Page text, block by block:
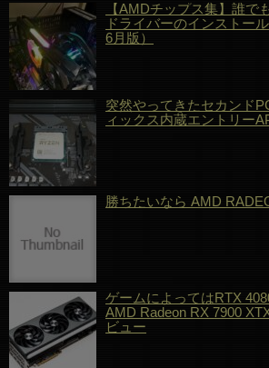
【AMDチップス集】誰で
ドライバーのインストー
6月版）
突然やってきたセカンド
ィックス内蔵エントリー
勝ちたいなら AMD
ゲームによってはRTX
AMD Radeon RX 7900
ビュー